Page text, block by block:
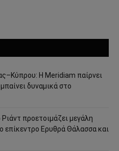
Η Meridiam παίρνει
δυναμικά στο
προετοιμάζει μεγάλη
επίκεντρο Ερυθρά Θάλασσα και